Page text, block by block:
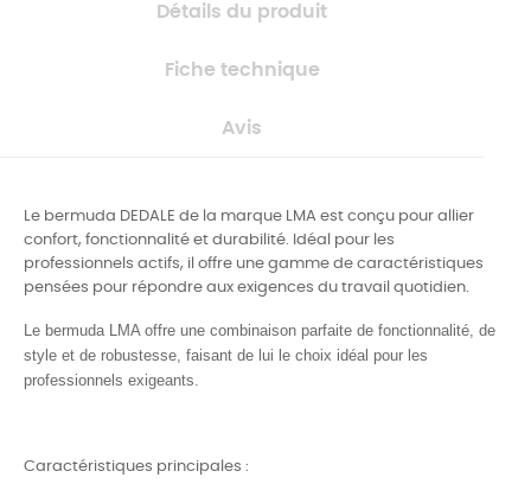
Détails du produit
Fiche technique
Avis
Le bermuda DEDALE de la marque LMA est conçu pour allier
confort, fonctionnalité et durabilité. Idéal pour les
professionnels actifs, il offre une gamme de caractéristiques
pensées pour répondre aux exigences du travail quotidien.
Le bermuda LMA offre une combinaison parfaite de fonctionnalité, de
style et de robustesse, faisant de lui le choix idéal pour les
professionnels exigeants
Caractéristiques principales :